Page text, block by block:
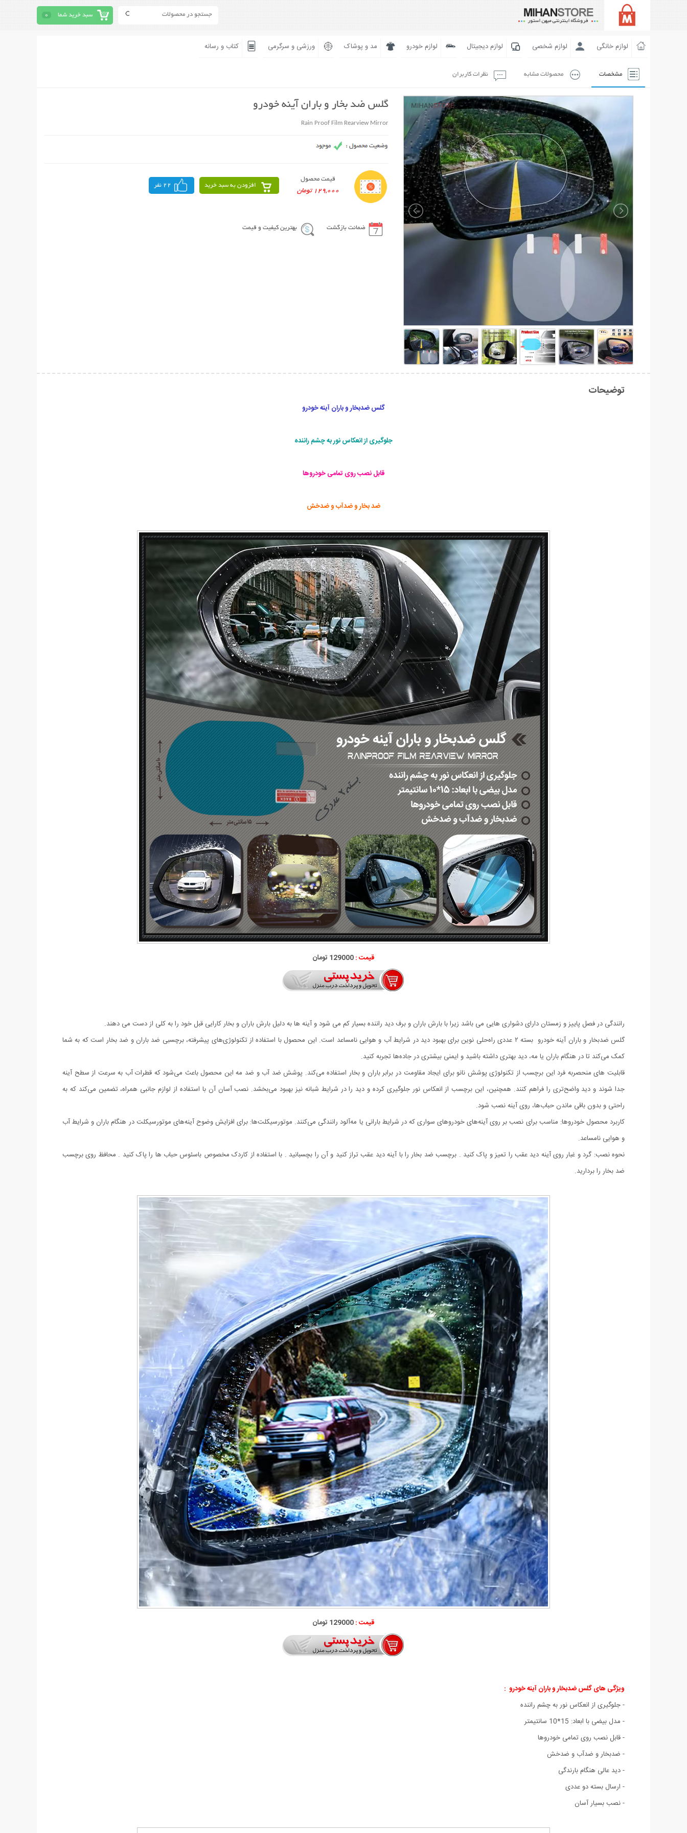
سبد خرید شما 0
لوازم خانگی لوازم شخصی لوازم دیجیتال لوازم خودرو مد و پوشاک ورزشی و سرگرمی کتاب و رسانه
مشخصات محصولات مشابه نظرات کاربران
گلس ضد بخار و باران آینه خودرو
Rain Proof Film Rearview Mirror
قیمت محصول
129,000 تومان
افزودن به سبد خرید 22 نفر
ضمانت بازگشت بهترین کیفیت و قیمت
توضیحات
گلس ضدبخار و باران آینه خودرو
جلوگیری از انعکاس نور به چشم راننده
قابل نصب روی تمامی خودروها
ضد بخار و ضدآب و ضدخش
قیمت :129000 تومان
رانندگی در فصل پاییز و زمستان دارای دشواری هایی می باشد زیرا با بارش باران و برف دید راننده بسیار کم می شود و آینه ها به دلیل بارش باران و بخار کارایی قبل خود را به کلی از دست می دهند.
گلس ضدبخار و باران آینه خودرو بسته ۲ عددی راه‌حلی نوین برای بهبود دید در شرایط آب و هوایی نامساعد است. این محصول با استفاده از تکنولوژی‌های پیشرفته، برچسبی ضد باران و ضد بخار است که به شما
کمک می‌کند تا در هنگام باران یا مه، دید بهتری داشته باشید و ایمنی بیشتری در جاده‌ها تجربه کنید.
قابلیت های منحصربه فرد این برچسب از تکنولوژی پوشش نانو برای ایجاد مقاومت در برابر باران و بخار استفاده می‌کند. پوشش ضد آب و ضد مه این محصول باعث می‌شود که قطرات آب به سرعت از سطح آینه
جدا شوند و دید واضح‌تری را فراهم کنند. همچنین، این برچسب از انعکاس نور جلوگیری کرده و دید را در شرایط شبانه نیز بهبود می‌بخشد. نصب آسان آن با استفاده از لوازم جانبی همراه، تضمین می‌کند که به
راحتی و بدون باقی ماندن حباب‌ها، روی آینه نصب شود.
کاربرد محصول خودروها: مناسب برای نصب بر روی آینه‌های خودروهای سواری که در شرایط بارانی یا مه‌آلود رانندگی می‌کنند. موتورسیکلت‌ها: برای افزایش وضوح آینه‌های موتورسیکلت در هنگام باران و شرایط آب
و هوایی نامساعد.
نحوه نصب: گرد و غبار روی آینه دید عقب را تمیز و پاک کنید . برچسب ضد بخار را با آینه دید عقب تراز کنید و آن را بچسبانید . با استفاده از کاردک مخصوص باسئوس حباب ها را پاک کنید . محافظ روی برچسب
ضد بخار را بردارید.
قیمت :129000 تومان
ویژگی های گلس ضدبخار و باران آینه خودرو :
- جلوگیری از انعکاس نور به چشم راننده
- مدل بیضی با ابعاد: 15*10 سانتیمتر
- قابل نصب روی تمامی خودروها
- ضدبخار و ضدآب و ضدخش
- دید عالی هنگام بارندگی
- ارسال بسته دو عددی
- نصب بسیار آسان